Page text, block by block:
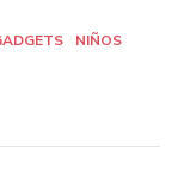
NIÑOS